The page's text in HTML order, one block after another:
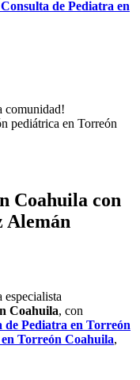
de Pediatra en
comunidad!
pediátrica en Torreón
Coahuila con
Alemán
Coahuila, con
de Pediatra en Torreón
Torreón Coahuila,